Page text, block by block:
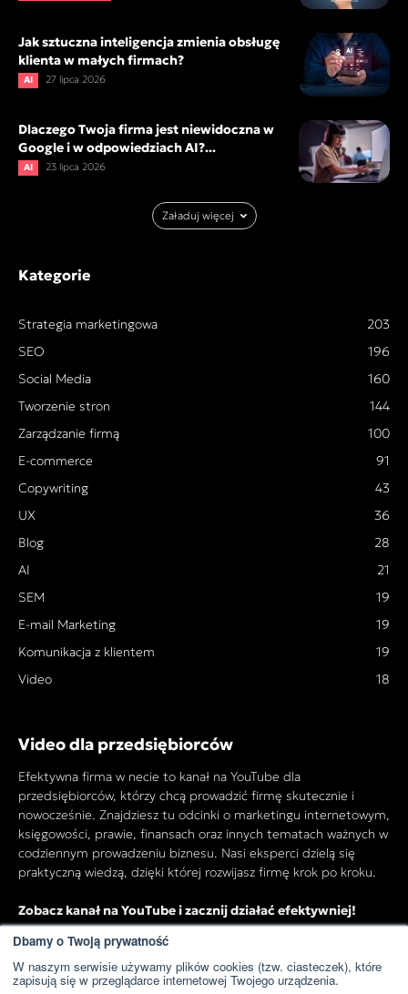
Dbamy o Twoją prywatność
W naszym serwisie używamy plików cookies (tzw. ciasteczek), które
zapisują się w przeglądarce internetowej Twojego urządzenia.
Jak sztuczna inteligencja zmienia obsługę
klienta w małych firmach?
AI 27 lipca 2026
Dlaczego Twoja firma jest niewidoczna w
Google i w odpowiedziach AI?...
AI 23 lipca 2026
Załaduj więcej
Kategorie
Strategia marketingowa
203
SEO
196
Social Media
160
Tworzenie stron
144
Zarządzanie firmą
100
E-commerce
91
Copywriting
43
UX
36
Blog
28
AI
21
SEM
19
E-mail Marketing
19
Komunikacja z klientem
19
Video
18
Video dla przedsiębiorców
Efektywna firma w necie to kanał na YouTube dla
przedsiębiorców, którzy chcą prowadzić firmę skutecznie i
nowocześnie. Znajdziesz tu odcinki o marketingu internetowym,
księgowości, prawie, finansach oraz innych tematach ważnych w
codziennym prowadzeniu biznesu. Nasi eksperci dzielą się
praktyczną wiedzą, dzięki której rozwijasz firmę krok po kroku.
Zobacz kanał na YouTube i zacznij działać efektywniej!
Przejdź do kanału YouTube